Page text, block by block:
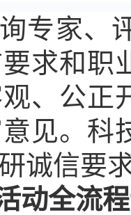
专家、
求和职
、公正
见。科
诚信要
动全流